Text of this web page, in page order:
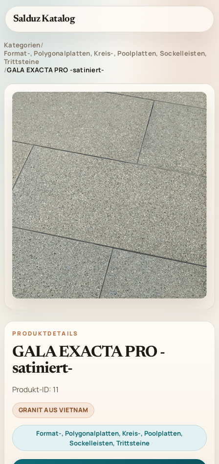
Salduz Katalog
Kategorien/
Format-, Polygonalplatten, Kreis-, Poolplatten, Sockelleisten,
Trittsteine
/GALA EXACTA PRO -satiniert-
PRODUKTDETAILS
GALA EXACTA PRO -
satiniert-
Produkt-ID: 11
GRANIT AUS VIETNAM
Format-, Polygonalplatten, Kreis-, Poolplatten,
Sockelleisten, Trittsteine